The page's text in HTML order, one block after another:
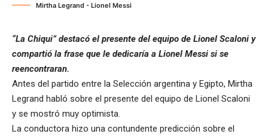
Mirtha Legrand - Lionel Messi
“La Chiqui” destacó el presente del equipo de Lionel Scaloni y
compartió la frase que le dedicaría a Lionel Messi si se
reencontraran.
Antes del partido entre la Selección argentina y Egipto, Mirtha
Legrand habló sobre el presente del equipo de Lionel Scaloni
y se mostró muy optimista.
La conductora hizo una contundente predicción sobre el